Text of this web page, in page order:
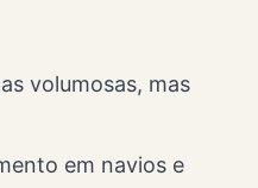
volumosas, mas
em navios e